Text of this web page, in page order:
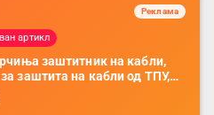
Реклама
артикл
заштитник на кабли,
заштита на кабли од ТПУ,
заштита на кабли, без
мобилни телефони, комплет